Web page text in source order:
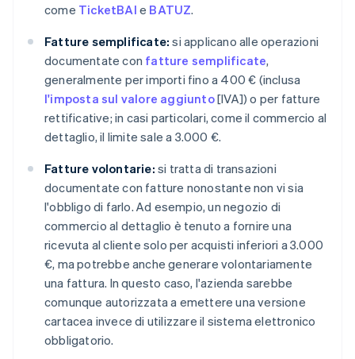
come TicketBAI e BATUZ.
Fatture semplificate: si applicano alle operazioni
documentate con fatture semplificate,
generalmente per importi fino a 400 € (inclusa
l'imposta sul valore aggiunto[IVA]) o per fatture
rettificative; in casi particolari, come il commercio al
dettaglio, il limite sale a 3.000 €.
Fatture volontarie: si tratta di transazioni
documentate con fatture nonostante non vi sia
l'obbligo di farlo. Ad esempio, un negozio di
commercio al dettaglio è tenuto a fornire una
ricevuta al cliente solo per acquisti inferiori a 3.000
€, ma potrebbe anche generare volontariamente
una fattura. In questo caso, l'azienda sarebbe
comunque autorizzata a emettere una versione
cartacea invece di utilizzare il sistema elettronico
obbligatorio.